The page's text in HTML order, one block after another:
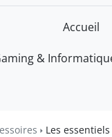
Accueil
&
Les